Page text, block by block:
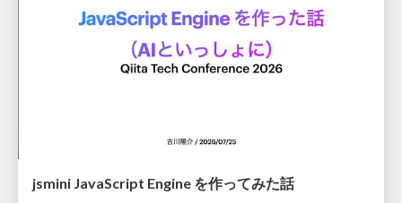
jsmini JavaScript Engine を作ってみた話